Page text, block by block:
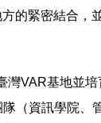
緊密結合
VAR基地並
（資訊學院